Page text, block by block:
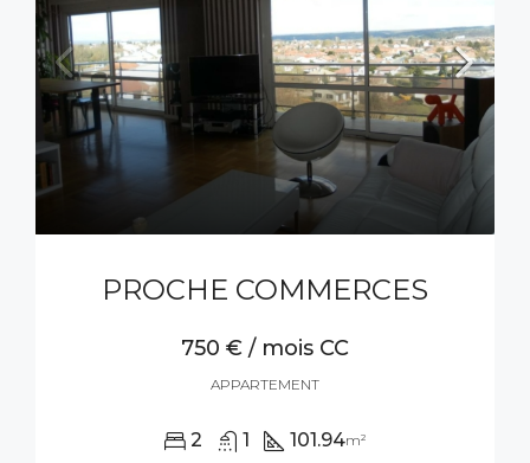
PROCHE COMMERCES
750 € / mois CC
APPARTEMENT
2 1 101.94m²